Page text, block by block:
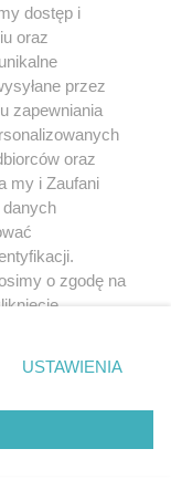
dostęp i
oraz
przez
zapewniania
oraz
my i Zaufani
o zgodę na
prywatności
zgody
się takiemu
tylko
USTAWIENIA